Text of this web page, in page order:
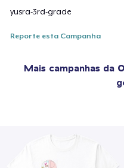
yusra-3rd-grade
Reporte esta Campanha
Mais campanhas da